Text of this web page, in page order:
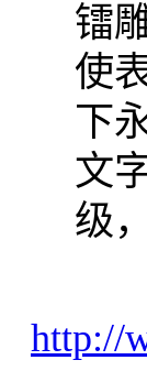
镭
使
下
文
级
http://